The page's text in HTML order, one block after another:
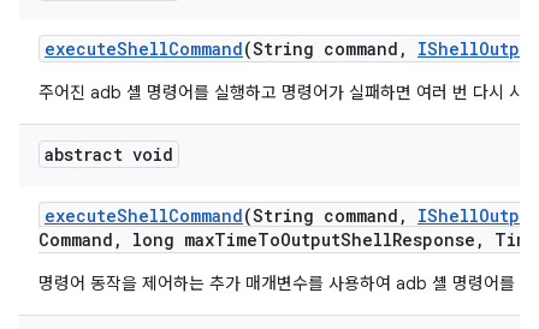
executeShellCommand(String command , IShellOutput
주어진 adb 셸 명령어를 실행하고 명령어가 실패하면 여러 번 다시 시
abstract void
executeShellCommand(String command , IShellOutput
Command , long maxTimeToOutputShellResponse , Time
명령어 동작을 제어하는 추가 매개변수를 사용하여 adb 셸 명령어를